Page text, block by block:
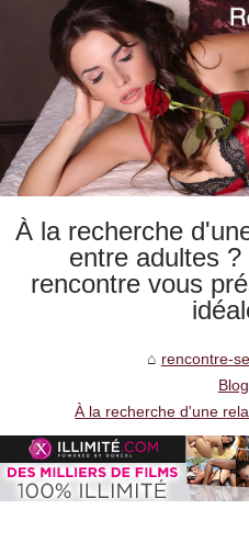
À la recherche
entre adultes
rencontre vous
rencontre-
Blog
À la recherche d'une